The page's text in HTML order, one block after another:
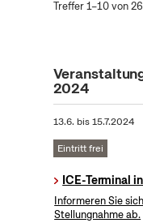
Treffer 1–10 von 26
2024
13.6. bis15.7.2024
Eintritt frei
ICE-Terminal
Informeren Sie
Stellungnahme ab.